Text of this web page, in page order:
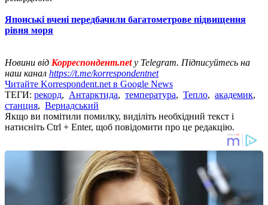
Японські вчені передбачили багатометрове підвищення
рівня моря
Новини від Корреспондент.netу Telegram. Підписуйтесь на
наш канал https://t.me/korrespondentnet
Читайте Korrespondent.net в Google News
ТЕГИ: рекорд, Антарктида, температура, Тепло, академик,
станция, Вернадський
Якщо ви помітили помилку, виділіть необхідний текст і
натисніть Ctrl + Enter, щоб повідомити про це редакцію.